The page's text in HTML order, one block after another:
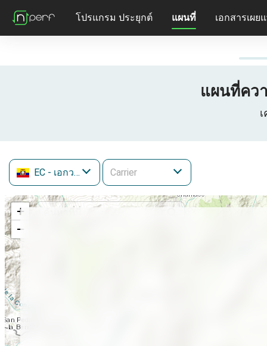
โปรแกรม ประยุกต์ แผนที่ เอกสารเผย
แผนที่คว
EC - เอกวาดอร์
+
−